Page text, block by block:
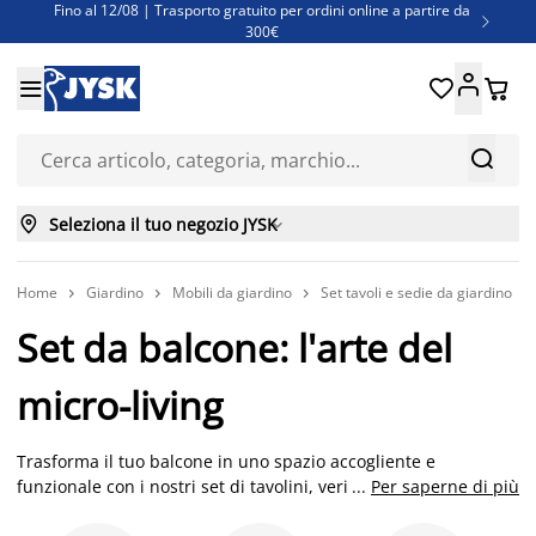
Fino al 12/08 | Trasporto gratuito per ordini online a partire da
300€

Super offerte d'estate | Oltre 1.500 articoli fino al 70%
Finanziamenti - Scegli il piano di rimborso più adatto a te


 
 Seleziona il tuo negozio JYSK
Home  Giardino  Mobili da giardino  Set tavoli e sedie da giardino
Set da balcone: l'arte del
micro-living
Trasforma il tuo balcone in uno spazio accogliente e
funzionale con i nostri set di tavolini, veri maestri nell'arte del
... Per saperne di più